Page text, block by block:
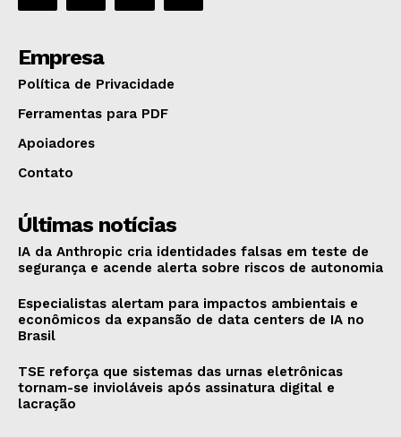
Empresa
Política de Privacidade
Ferramentas para PDF
Apoiadores
Contato
Últimas notícias
IA da Anthropic cria identidades falsas em teste de
segurança e acende alerta sobre riscos de autonomia
Especialistas alertam para impactos ambientais e
econômicos da expansão de data centers de IA no
Brasil
TSE reforça que sistemas das urnas eletrônicas
tornam-se invioláveis após assinatura digital e
lacração